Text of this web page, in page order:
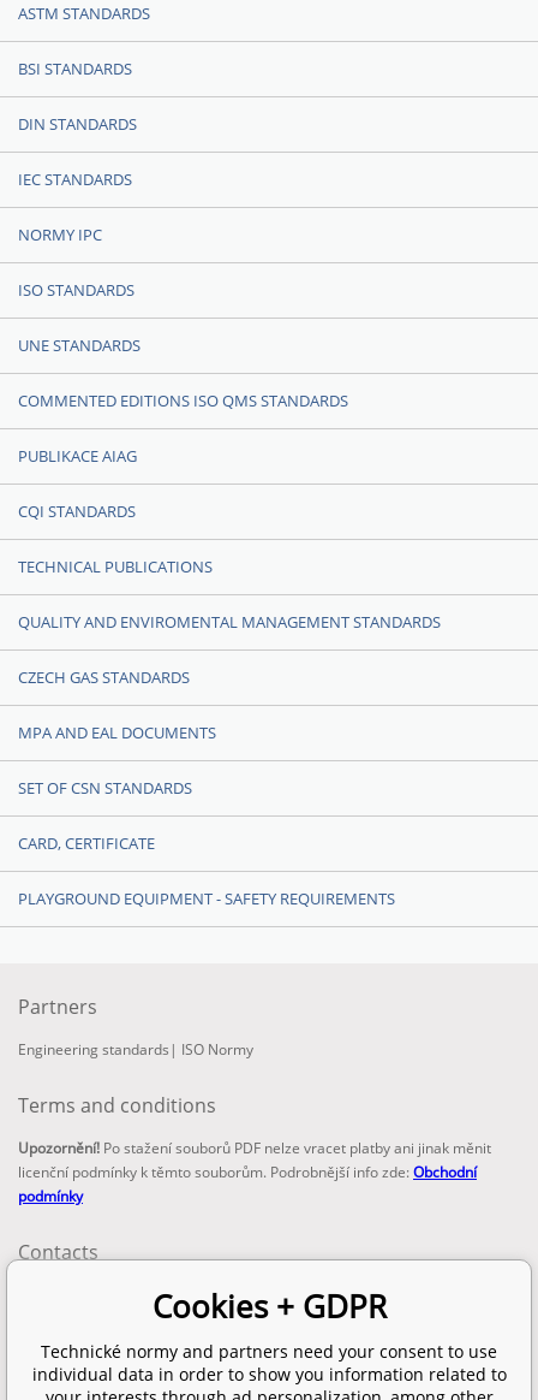
ASTM STANDARDS
BSI STANDARDS
DIN STANDARDS
IEC STANDARDS
NORMY IPC
ISO STANDARDS
UNE STANDARDS
COMMENTED EDITIONS ISO QMS STANDARDS
PUBLIKACE AIAG
CQI STANDARDS
TECHNICAL PUBLICATIONS
QUALITY AND ENVIROMENTAL MANAGEMENT STANDARDS
CZECH GAS STANDARDS
MPA AND EAL DOCUMENTS
SET OF CSN STANDARDS
CARD, CERTIFICATE
PLAYGROUND EQUIPMENT - SAFETY REQUIREMENTS
Partners
Engineering standards | ISO Normy
Terms and conditions
Upozornění! Po stažení souborů PDF nelze vracet platby ani jinak měnit
licenční podmínky k těmto souborům. Podrobnější info zde:Obchodní
podmínky
Contacts
info@technickenormy.cz
obchod@technickenormy.cz
Telefon:
+420 377 387 684
Cookies + GDPR
Technické normy and partners need your consent to use
individual data in order to show you information related to